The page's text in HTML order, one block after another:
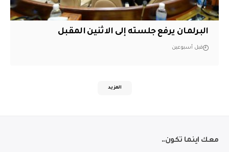
البرلمان يرفع جلسته إلى الاثنين المقبل
قبل أسبوعين
المزيد
معك اينما تكون..